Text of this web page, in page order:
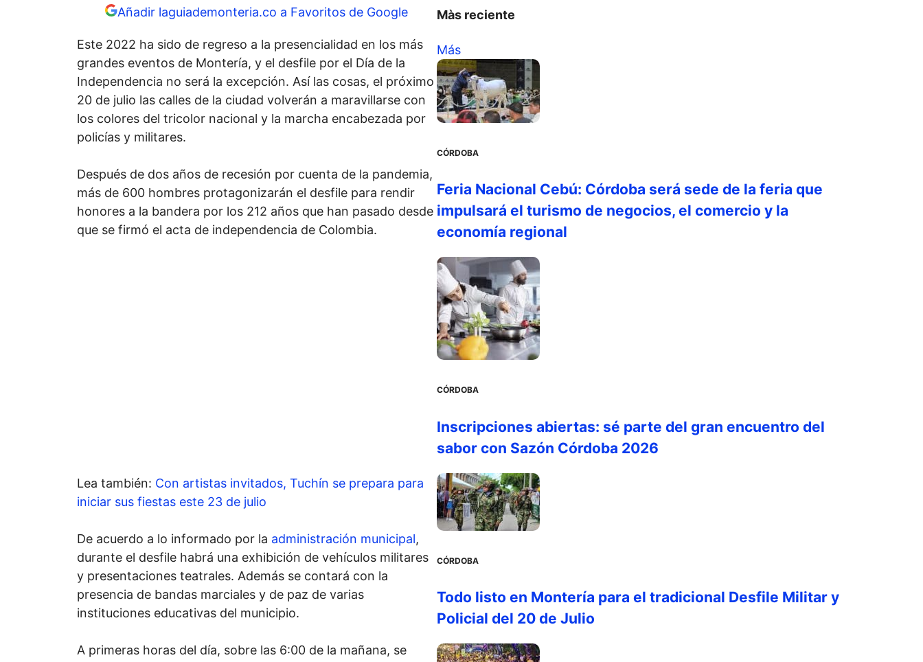
Añadir laguiademonteria.co a Favoritos de Google
Este 2022 ha sido de regreso a la presencialidad en los más
grandes eventos de Montería, y el desfile por el Día de la
Independencia no será la excepción. Así las cosas, el próximo
20 de julio las calles de la ciudad volverán a maravillarse con
los colores del tricolor nacional y la marcha encabezada por
policías y militares.
Después de dos años de recesión por cuenta de la pandemia,
más de 600 hombres protagonizarán el desfile para rendir
honores a la bandera por los 212 años que han pasado desde
que se firmó el acta de independencia de Colombia.
Lea también: Con artistas invitados, Tuchín se prepara para
iniciar sus fiestas este 23 de julio
De acuerdo a lo informado por la administración municipal,
durante el desfile habrá una exhibición de vehículos militares
y presentaciones teatrales. Además se contará con la
presencia de bandas marciales y de paz de varias
instituciones educativas del municipio.
A primeras horas del día, sobre las 6:00 de la mañana, se
Màs reciente
Más
CÓRDOBA
Feria Nacional Cebú: Córdoba será sede de la feria que
impulsará el turismo de negocios, el comercio y la
economía regional
CÓRDOBA
Inscripciones abiertas: sé parte del gran encuentro del
sabor con Sazón Córdoba 2026
CÓRDOBA
Todo listo en Montería para el tradicional Desfile Militar y
Policial del 20 de Julio